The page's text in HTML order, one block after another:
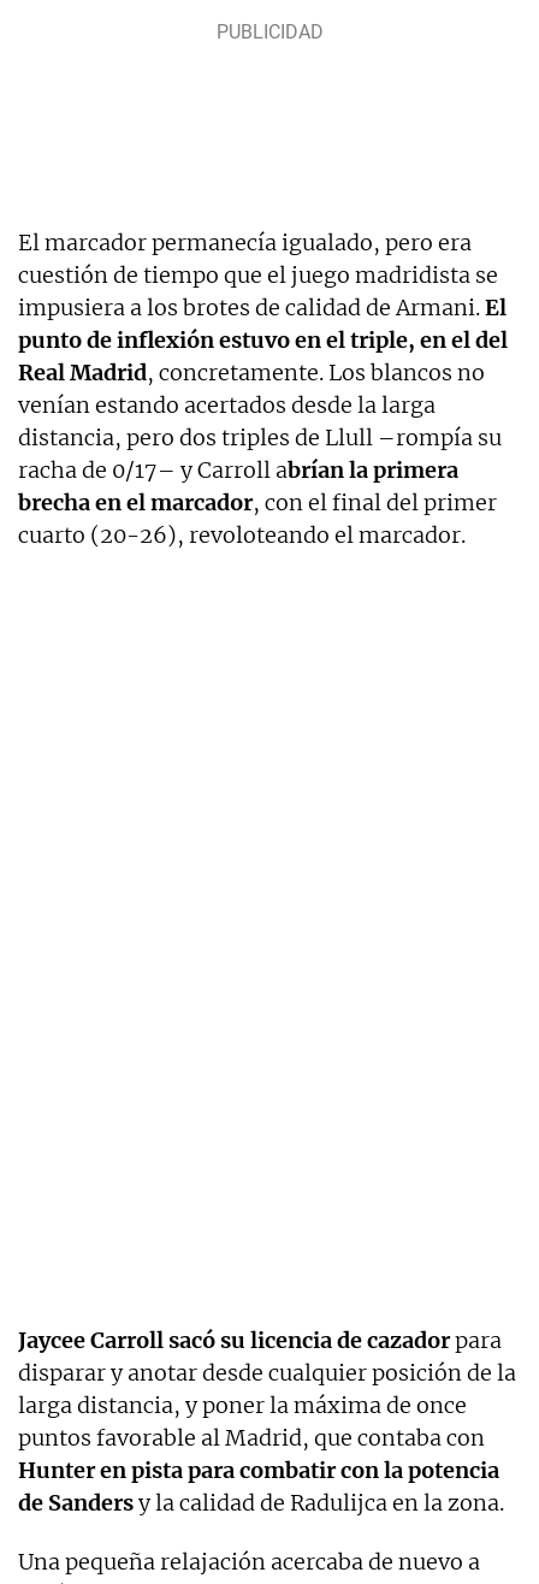
El marcador permanecía igualado, pero era
cuestión de tiempo que el juego madridista se
impusiera a los brotes de calidad de Armani.El
punto de inflexión estuvo en el triple, en el del
Real Madrid, concretamente. Los blancos no
venían estando acertados desde la larga
distancia, pero dos triples de Llull –rompía su
racha de 0/17– y Carroll abrían la primera
brecha en el marcador, con el final del primer
cuarto (20-26), revoloteando el marcador.
Jaycee Carroll sacó su licencia de cazadorpara
disparar y anotar desde cualquier posición de la
larga distancia, y poner la máxima de once
puntos favorable al Madrid, que contaba con
Hunter en pista para combatir con la potencia
de Sandersy la calidad de Radulijca en la zona.
Una pequeña relajación acercaba de nuevo a